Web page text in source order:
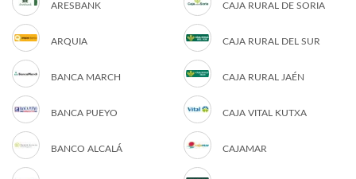
ARESBANK
ARQUIA
BANCA MARCH
BANCA PUEYO
BANCO ALCALÁ
CAJA RURAL DE SORIA
CAJA RURAL DEL SUR
CAJA RURAL JAÉN
CAJA VITAL KUTXA
CAJAMAR